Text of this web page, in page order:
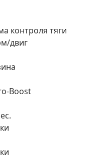
контроля тяги
двиг
Boost